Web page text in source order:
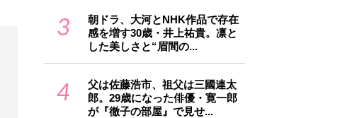
3
朝ドラ、大河とNHK作品で存在
感を増す30歳・井上祐貴。凛と
した美しさと“眉間の...
4
父は佐藤浩市、祖父は三國連太
郎。29歳になった俳優・寛一郎
が『徹子の部屋』で見せ...